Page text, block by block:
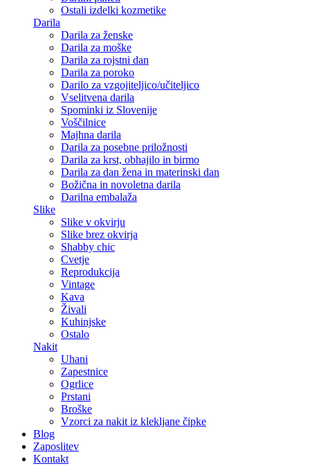
Ostali izdelki kozmetike
Darila
Darila za ženske
Darila za moške
Darila za rojstni dan
Darila za poroko
Darilo za vzgojiteljico/učiteljico
Vselitvena darila
Spominki iz Slovenije
Voščilnice
Majhna darila
Darila za posebne priložnosti
Darila za krst, obhajilo in birmo
Darila za dan žena in materinski dan
Božična in novoletna darila
Darilna embalaža
Slike
Slike v okvirju
Slike brez okvirja
Shabby chic
Cvetje
Reprodukcija
Vintage
Kava
Živali
Kuhinjske
Ostalo
Nakit
Uhani
Zapestnice
Ogrlice
Prstani
Broške
Vzorci za nakit iz klekljane čipke
Blog
Zaposlitev
Kontakt